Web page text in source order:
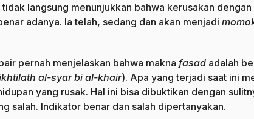
tidak langsung menunjukkan bahwa kerusakan
adanya. Ia telah, sedang dan akan menjadi
pernah menjelaskan bahwa makna fasad adalah
al-syar bi al-khair). Apa yang terjadi saat ini
yang rusak. Hal ini bisa dibuktikan dengan
salah. Indikator benar dan salah dipertanyakan.